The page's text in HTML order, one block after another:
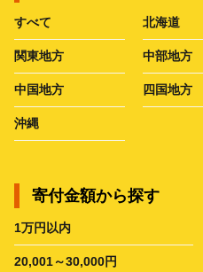
すべて 北海道
関東地方 中部地方
中国地方 四国地方
沖縄
寄付金額から探す
1万円以内
20,001～30,000円